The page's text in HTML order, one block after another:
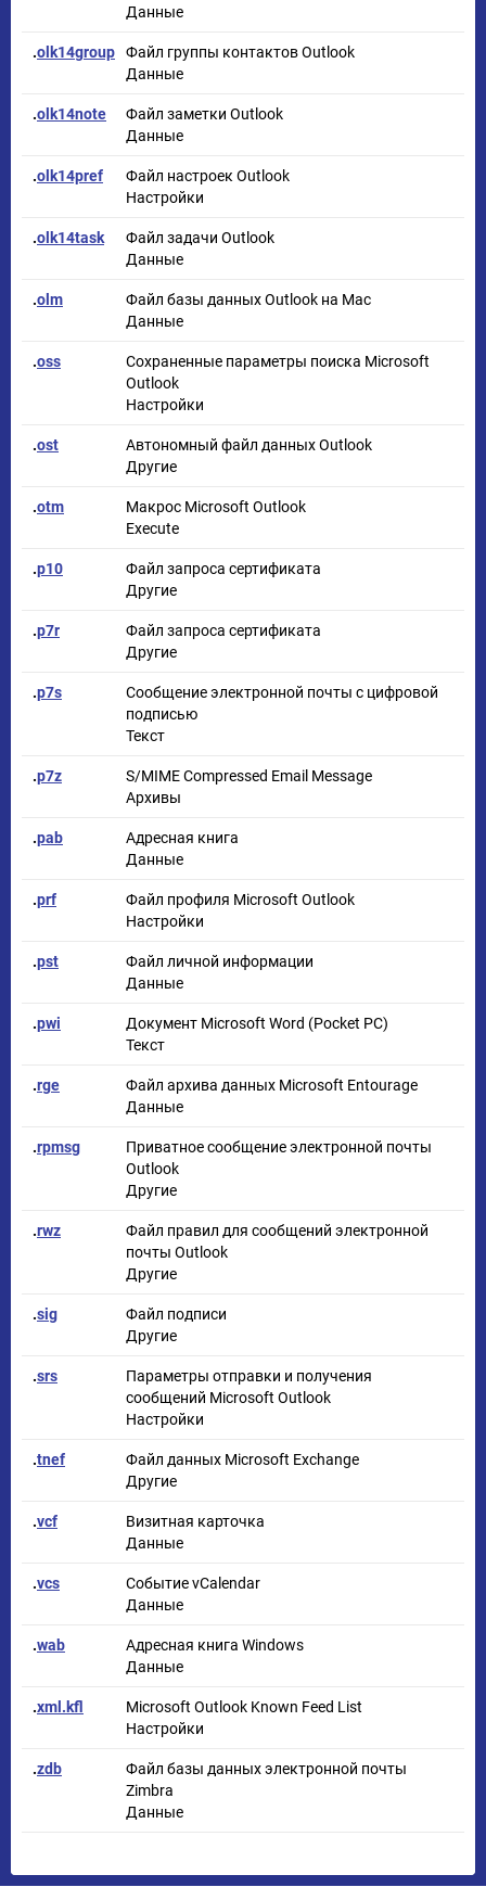
Данные
.olk14group
Файл группы контактов Outlook
Данные
.olk14note
Файл заметки Outlook
Данные
.olk14pref
Файл настроек Outlook
Настройки
.olk14task
Файл задачи Outlook
Данные
.olm
Файл базы данных Outlook на Mac
Данные
.oss
Сохраненные параметры поиска Microsoft
Outlook
Настройки
.ost
Автономный файл данных Outlook
Другие
.otm
Макрос Microsoft Outlook
Execute
.p10
Файл запроса сертификата
Другие
.p7r
Файл запроса сертификата
Другие
.p7s
Сообщение электронной почты с цифровой
подписью
Текст
.p7z
S/MIME Compressed Email Message
Архивы
.pab
Адресная книга
Данные
.prf
Файл профиля Microsoft Outlook
Настройки
.pst
Файл личной информации
Данные
.pwi
Документ Microsoft Word (Pocket PC)
Текст
.rge
Файл архива данных Microsoft Entourage
Данные
.rpmsg
Приватное сообщение электронной почты
Outlook
Другие
.rwz
Файл правил для сообщений электронной
почты Outlook
Другие
.sig
Файл подписи
Другие
.srs
Параметры отправки и получения
сообщений Microsoft Outlook
Настройки
.tnef
Файл данных Microsoft Exchange
Другие
.vcf
Визитная карточка
Данные
.vcs
Событие vCalendar
Данные
.wab
Адресная книга Windows
Данные
.xml.kfl
Microsoft Outlook Known Feed List
Настройки
.zdb
Файл базы данных электронной почты
Zimbra
Данные